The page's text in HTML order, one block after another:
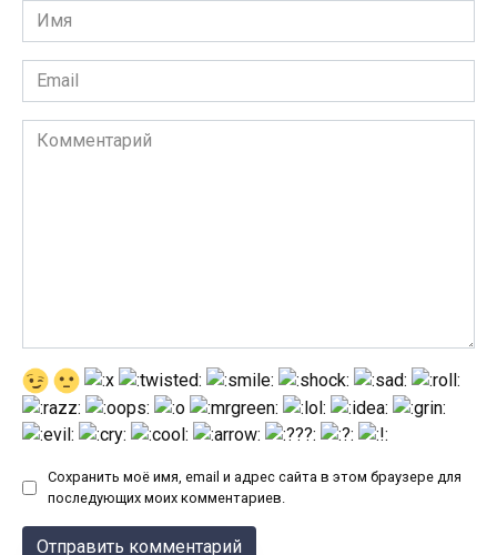
Имя
*
Email
*
Комментарий
Сохранить моё имя, email и адрес сайта в этом браузере для
последующих моих комментариев.